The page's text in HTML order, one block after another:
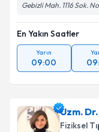
Gebizli Mah. 1116 Sok.
En Yakın Saatler
Yarın
09:00
Uzm.
Fiziksel